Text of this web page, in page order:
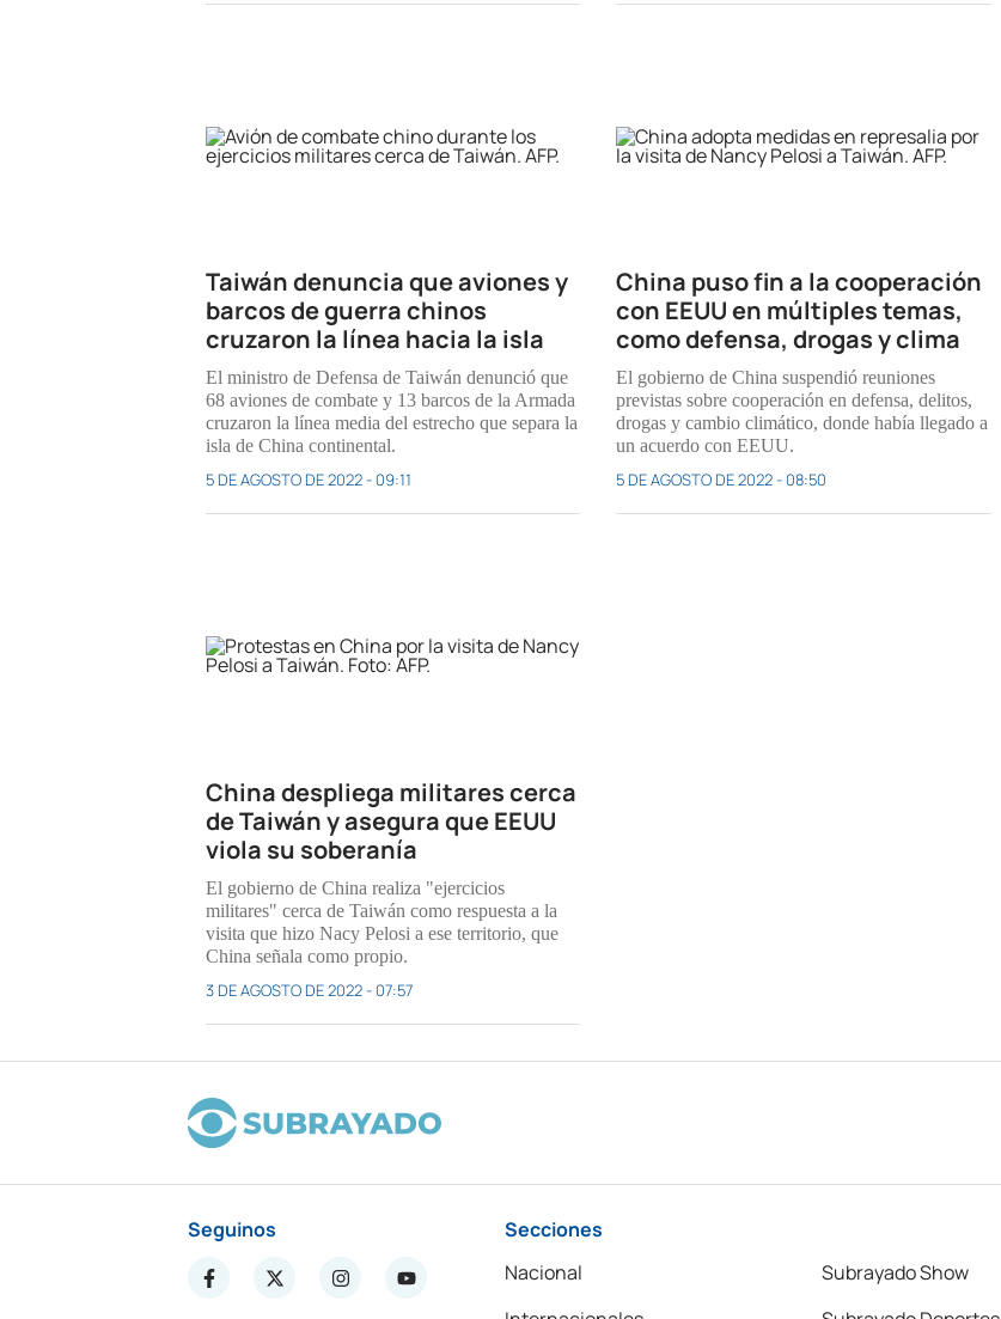
Taiwán denuncia que aviones y
barcos de guerra chinos
cruzaron la línea hacia la isla
El ministro de Defensa de Taiwán denunció que
68 aviones de combate y 13 barcos de la Armada
cruzaron la línea media del estrecho que separa la
isla de China continental.
5 DE AGOSTO DE 2022 - 09:11
China puso fin a la cooperación
con EEUU en múltiples temas,
como defensa, drogas y clima
El gobierno de China suspendió reuniones
previstas sobre cooperación en defensa, delitos,
drogas y cambio climático, donde había llegado a
un acuerdo con EEUU.
5 DE AGOSTO DE 2022 - 08:50
China despliega militares cerca
de Taiwán y asegura que EEUU
viola su soberanía
El gobierno de China realiza "ejercicios
militares" cerca de Taiwán como respuesta a la
visita que hizo Nacy Pelosi a ese territorio, que
China señala como propio.
3 DE AGOSTO DE 2022 - 07:57
Seguinos
Secciones
Nacional
Subrayado Show